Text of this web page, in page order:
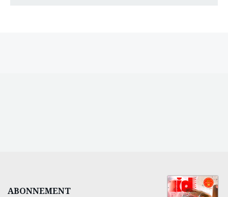
ABONNEMENT